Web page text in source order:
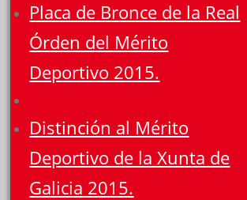
Placa de Bronce de la Real
Órden del Mérito
Deportivo 2015.
Distinción al Mérito
Deportivo de la Xunta de
Galicia 2015.